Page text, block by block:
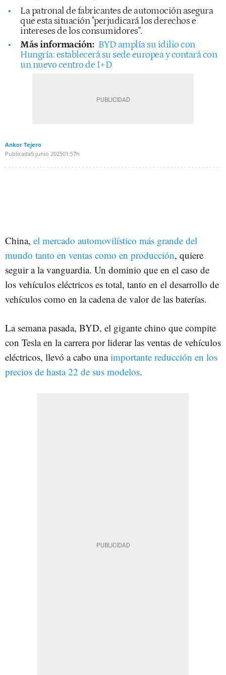
La patronal de fabricantes de automoción asegura
que esta situación "perjudicará los derechos e
intereses de los consumidores".
Más información: BYD amplía su idilio con
Hungría: establecerá su sede europea y contará con
un nuevo centro de I+D
Ankor Tejero
Publicada5 junio 202501:57h
China, el mercado automovilístico más grande del
mundo tanto en ventas como en producción, quiere
seguir a la vanguardia. Un dominio que en el caso de
los vehículos eléctricos es total, tanto en el desarrollo de
vehículos como en la cadena de valor de las baterías.
La semana pasada, BYD, el gigante chino que compite
con Tesla en la carrera por liderar las ventas de vehículos
eléctricos, llevó a cabo unaimportante reducción en los
precios de hasta 22 de sus modelos.